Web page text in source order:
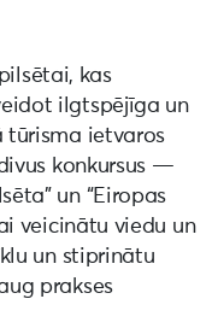
kas
ilgtspējīga un
tūrisma ietvaros
konkursus —
un “Eiropas
veicinātu viedu un
un stiprinātu
prakses